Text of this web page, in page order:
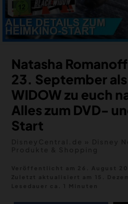
DEALS
MEIN HQ
50
Natasha
23. September als
WIDOW zu euch
Alles zum DVD-
Start